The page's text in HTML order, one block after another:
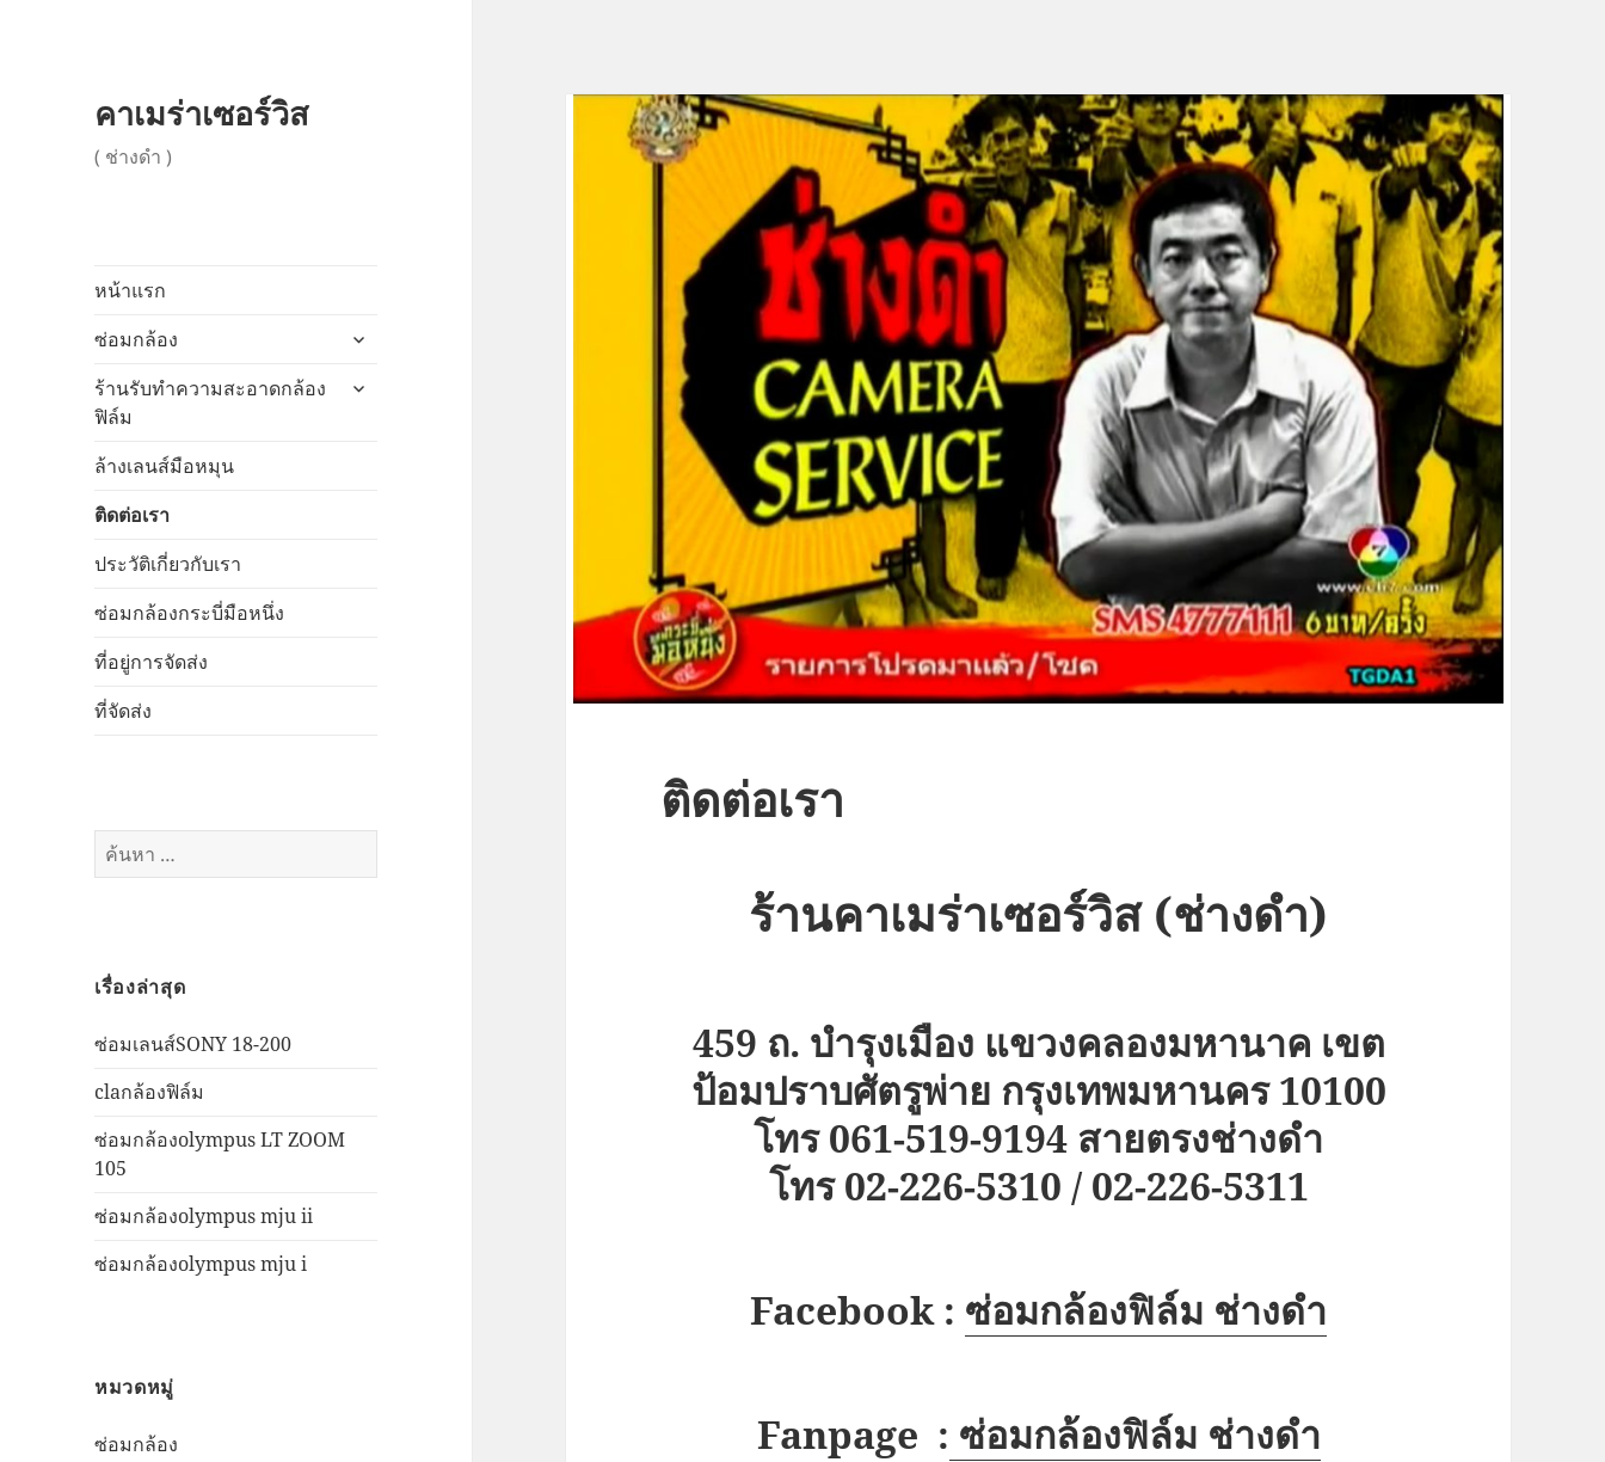
คาเมร่าเซอร์วิส
( ช่างดำ )
หน้าแรก
ซ่อมกล้อง
ขยาย
ย่อย
ร้านรับทำความสะอาดกล้อง
ฟิล์ม
ขยาย
ล้างเลนส์มือหมุน
ติดต่อเรา
ประวัติเกี่ยวกับเรา
ซ่อมกล้องกระบี่มือหนึ่ง
ที่อยู่การจัดส่ง
ที่จัดส่ง
ค้นหา
สำหรับ:
เรื่องล่าสุด
ซ่อมเลนส์SONY 18-200
claกล้องฟิล์ม
ซ่อมกล้องolympus LT ZOOM
105
ซ่อมกล้องolympus mju ii
ซ่อมกล้องolympus mju i
หมวดหมู่
ซ่อมกล้อง
ติดต่อเรา
ร้านคาเมร่าเซอร์วิส (ช่างดำ)
459 ถ. บำรุงเมือง แขวงคลองมหานาค เขต
ป้อมปราบศัตรูพ่าย กรุงเทพมหานคร 10100
โทร 061-519-9194 สายตรงช่างดำ
โทร 02-226-5310 / 02-226-5311
Facebook : ซ่อมกล้องฟิล์ม ช่างดำ
Fanpage : ซ่อมกล้องฟิล์ม ช่างดำ